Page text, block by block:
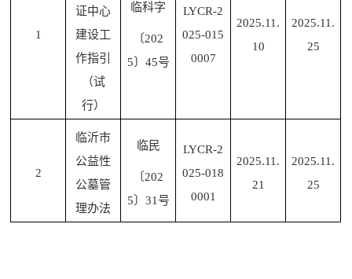
1
证中心
建设工
作指引
（试
行）
临科字
202
5〕45号
LYCR-2
025-015
0007
2025.11.
10
2025.11.
25
2
临沂市
公益性
公墓管
理办法
临民
202
5〕31号
LYCR-2
025-018
0001
2025.11.
21
2025.11.
25